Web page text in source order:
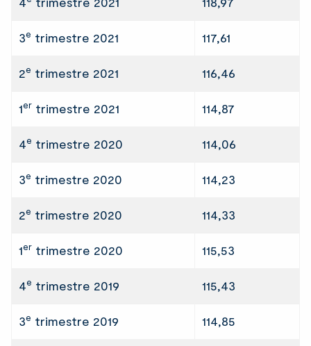
3e trimestre 2021 117,61
2e trimestre 2021 116,46
1er trimestre 2021 114,87
4e trimestre 2020 114,06
3e trimestre 2020 114,23
2e trimestre 2020 114,33
1er trimestre 2020 115,53
4e trimestre 2019 115,43
3e trimestre 2019 114,85